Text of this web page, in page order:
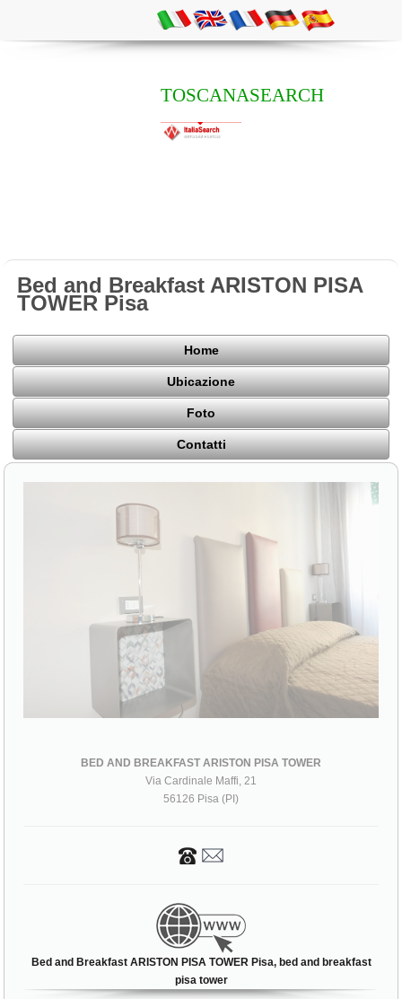
TOSCANASEARCH
Bed and Breakfast ARISTON PISA
TOWER Pisa
Home
Ubicazione
Foto
Contatti
BED AND BREAKFAST ARISTON PISA TOWER
Via Cardinale Maffi, 21
56126 Pisa (PI)
Bed and Breakfast ARISTON PISA TOWER Pisa, bed and breakfast
pisa tower